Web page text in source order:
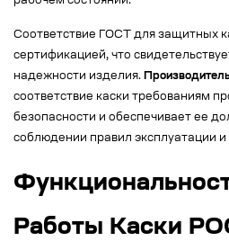
Соответствие ГОСТ для защитных
сертификацией, что
надежности изделия.
соответствие каски требованиям
безопасности и обеспечивает ее
соблюдении правил эксплуатации и
Работы Каски